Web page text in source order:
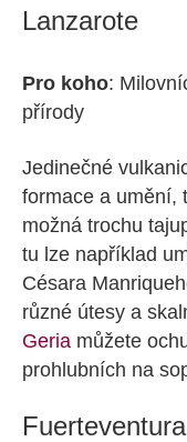
Lanzarote
Pro koho:
přírody
Jedinečné
formace a umění,
možná trochu
tu lze například
Césara
různé útesy a
Geria můžete
prohlubních na
Fuerteventura